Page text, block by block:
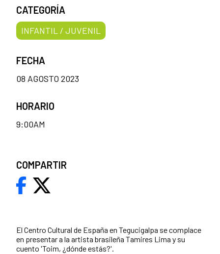
El Centro Cultural de España en Tegucigalpa se complace
en presentar a la artista brasileña Tamires Lima y su
cuento 'Toim, ¿dónde estás?'.
CATEGORÍA
INFANTIL / JUVENIL
FECHA
08 AGOSTO 2023
HORARIO
9:00AM
COMPARTIR